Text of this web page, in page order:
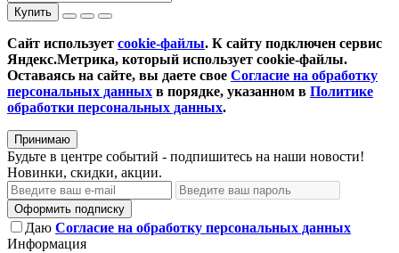
Купить
Сайт использует cookie-файлы. К cайту подключен сервис
Яндекс.Метрика, который использует cookie-файлы.
Оставаясь на сайте, вы даете свое Согласие на обработку
персональных данных в порядке, указанном в Политике
обработки персональных данных.
Принимаю
Будьте в центре событий - подпишитесь на наши новости!
Новинки, скидки, акции.
Оформить подписку
Даю Согласие на обработку персональных данных
Информация